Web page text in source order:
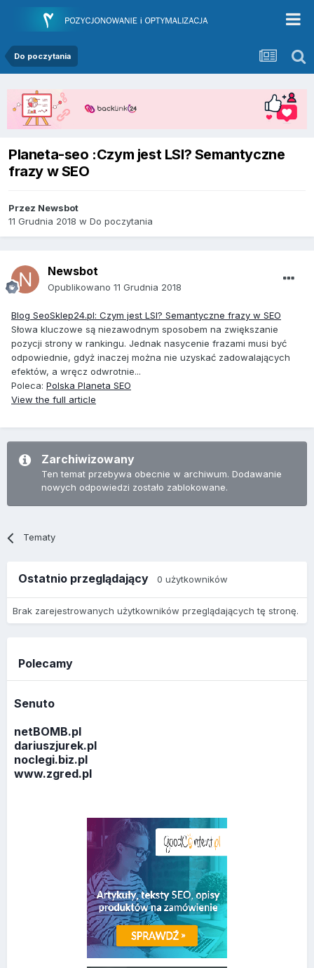
Do poczytania
Planeta-seo :Czym jest LSI? Semantyczne
frazy w SEO
Przez Newsbot
11 Grudnia 2018 w Do poczytania
Newsbot
Opublikowano 11 Grudnia 2018
Blog SeoSklep24.pl: Czym jest LSI? Semantyczne frazy w SEO
Słowa kluczowe są niezawodnym sposobem na zwiększanie
pozycji strony w rankingu. Jednak nasycenie frazami musi być
odpowiednie, gdyż inaczej można nie uzyskać zadowalających
efektów, a wręcz odwrotnie...
Poleca: Polska Planeta SEO
View the full article
Zarchiwizowany
Ten temat przebywa obecnie w archiwum. Dodawanie
nowych odpowiedzi zostało zablokowane.
Tematy
Ostatnio przeglądający 0 użytkowników
Brak zarejestrowanych użytkowników przeglądających tę stronę.
Polecamy
Senuto
netBOMB.pl
dariuszjurek.pl
noclegi.biz.pl
www.zgred.pl